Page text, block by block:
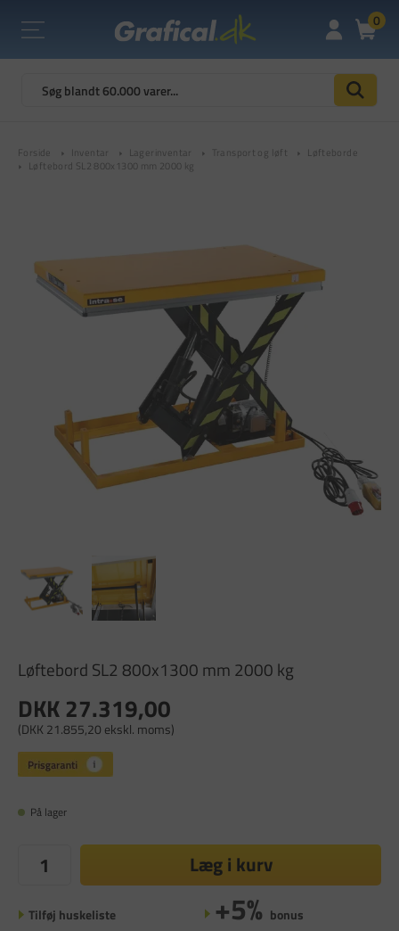
0
Forside Inventar Lagerinventar Transport og løft
Løfteborde
Løftebord SL2 800x1300 mm 2000 kg
Løftebord SL2 800x1300 mm 2000 kg
DKK 27.319,00
(DKK 21.855,20 ekskl. moms)
På lager
Læg i kurv
Tilføj huskeliste +5% bonus